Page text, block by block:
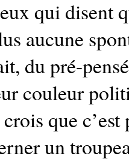
qui disent
aucune
du pré-
couleur
que
un